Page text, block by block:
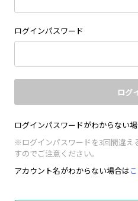
ログインパスワード
ログ
ログインパスワードがわからない
※ログインパスワードを3回間違え
すのでご注意ください。
アカウント名がわからない場合は